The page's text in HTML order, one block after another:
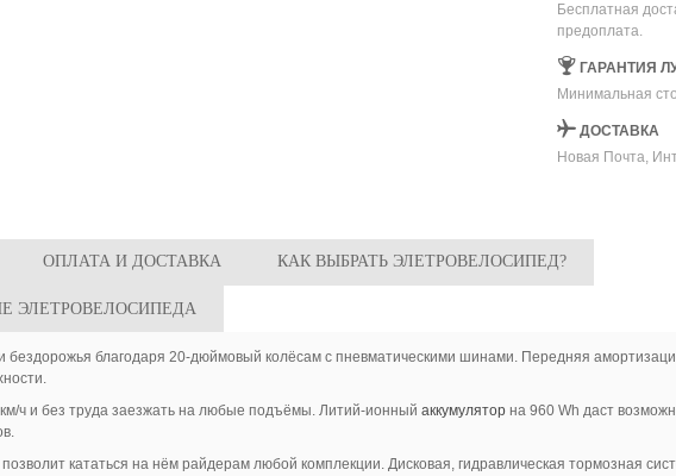
Бесплатная
предоплата.
ГАРАНТИЯ
Минимальная
ДОСТАВКА
Новая Почта,
ОПЛАТА И ДОСТАВКА КАК ВЫБРАТЬ ЭЛЕТРОВЕЛОСИПЕД?
ЭЛЕТРОВЕЛОСИПЕДА
бездорожья благодаря 20-дюймовый колёсам с пневматическими шинами. Передняя
ч и без труда заезжать на любые подъёмы. Литий-ионный аккумуляторна 960 Wh даст
кататься на нём райдерам любой комплекции. Дисковая, гидравлическая тормозная